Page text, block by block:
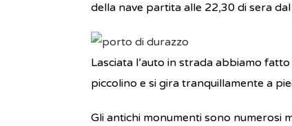
della nave partita alle 22,30 di sera
Lasciata l’auto in strada abbiamo
piccolino e si gira tranquillamente a
Gli antichi monumenti sono numerosi